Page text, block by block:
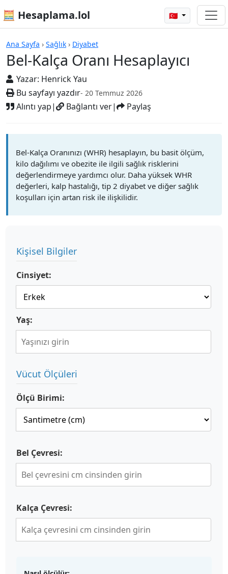
🧮 Hesaplama.lol 🇹🇷
Ana Sayfa › Sağlık › Diyabet
Bel-Kalça Oranı Hesaplayıcı
Yazar: Henrick Yau
Bu sayfayı yazdır- 20 Temmuz 2026
Alıntı yap| Bağlantı ver| Paylaş
Hesap Makineleri
Bel-Kalça Oranınızı (WHR) hesaplayın, bu basit ölçüm,
kilo dağılımı ve obezite ile ilgili sağlık risklerini
değerlendirmeye yardımcı olur. Daha yüksek WHR
değerleri, kalp hastalığı, tip 2 diyabet ve diğer sağlık
koşulları için artan risk ile ilişkilidir.
Kişisel Bilgiler
Cinsiyet:
Yaş:
Vücut Ölçüleri
Ölçü Birimi:
Bel Çevresi:
Kalça Çevresi: